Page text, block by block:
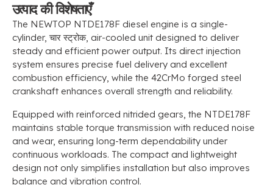
उत्पाद की विशेषताएँ
The NEWTOP NTDE178F diesel engine is a single-
cylinder, चार स्ट्रोक, air-cooled unit designed to deliver
steady and efficient power output. Its direct injection
system ensures precise fuel delivery and excellent
combustion efficiency, while the 42CrMo forged steel
crankshaft enhances overall strength and reliability.
Equipped with reinforced nitrided gears, the NTDE178F
maintains stable torque transmission with reduced noise
and wear, ensuring long-term dependability under
continuous workloads. The compact and lightweight
design not only simplifies installation but also improves
balance and vibration control.